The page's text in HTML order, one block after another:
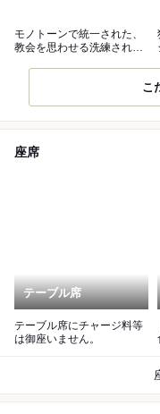
モノトーンで統一された、
教会を思わせる洗練された
こ
座席
テーブル席
テーブル席にチャージ料等
は御座いません。